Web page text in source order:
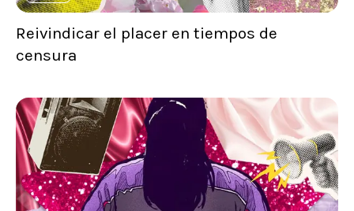
Reivindicar el placer en tiempos de
censura